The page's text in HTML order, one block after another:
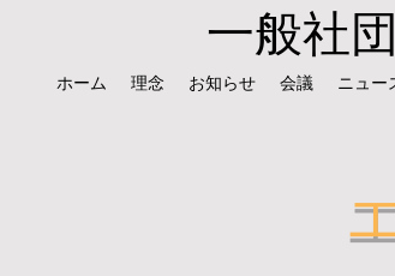
ホーム 理念 お知らせ 会議 ニュー
一般社